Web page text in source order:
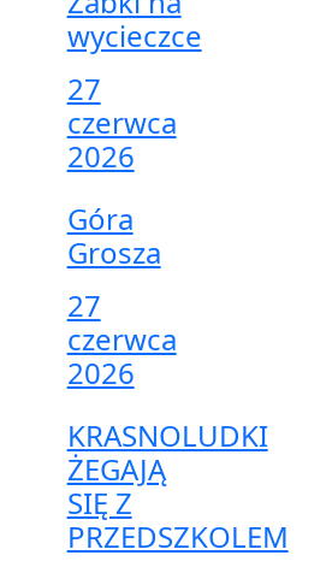
wycieczce
27
czerwca
2026
Góra
Grosza
27
czerwca
2026
KRASNOLUDKI
ŻEGAJĄ
SIĘ Z
PRZEDSZKOLEM